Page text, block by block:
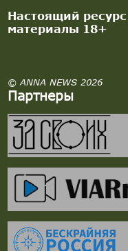
Настоящий
материалы 18+
© ANNA NEWS 2026
Партнеры